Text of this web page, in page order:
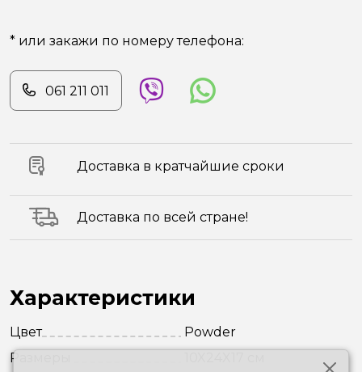
* или закажи по номеру телефона:
061 211 011
Доставка в кратчайшие сроки
Доставка по всей стране!
Характеристики
Цвет
Powder
Размеры